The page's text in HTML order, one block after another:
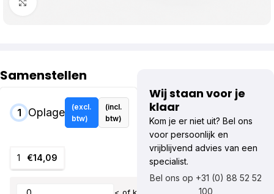
Samenstellen
1 Oplage
(excl.
btw)
(incl.
btw)
1 €14,09
Wij staan voor je
klaar
Kom je er niet uit? Bel ons
voor persoonlijk en
vrijblijvend advies van een
specialist.
Bel ons op +31 (0) 88 52 52
100